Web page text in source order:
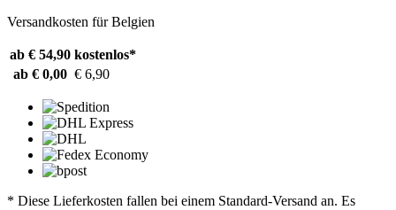
Versandkosten für Belgien
ab € 54,90 kostenlos*
ab € 0,00 € 6,90
* Diese Lieferkosten fallen bei einem Standard-Versand an. Es